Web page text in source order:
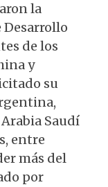
la
Desarrollo
de los
y
su
Saudí
entre
más del
por